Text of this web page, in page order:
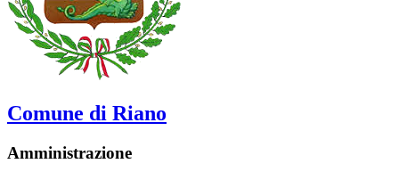
Comune di Riano
Amministrazione